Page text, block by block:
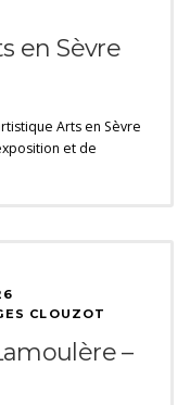
en Sèvre
Arts en Sèvre
et de
CLOUZOT
–